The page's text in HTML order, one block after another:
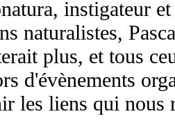
instigateur
naturalistes,
plus, et tous
d'évènements
les liens qui nous